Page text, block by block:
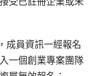
成員資訊一經報名
一個創業專案團隊